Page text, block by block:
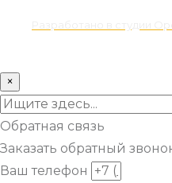
×
Обратная связь
Заказать обратный
Ваш телефон